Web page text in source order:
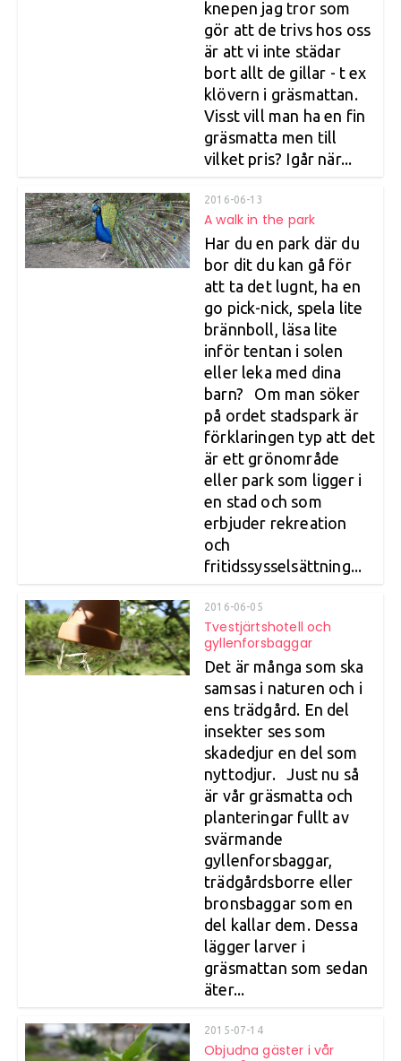
knepen jag tror som
gör att de trivs hos oss
är att vi inte städar
bort allt de gillar - t ex
klövern i gräsmattan.
Visst vill man ha en fin
gräsmatta men till
vilket pris? Igår när...
2016-06-13
A walk in the park
Har du en park där du
bor dit du kan gå för
att ta det lugnt, ha en
go pick-nick, spela lite
brännboll, läsa lite
inför tentan i solen
eller leka med dina
barn? Om man söker
på ordet stadspark är
förklaringen typ att det
är ett grönområde
eller park som ligger i
en stad och som
erbjuder rekreation
och
fritidssysselsättning...
2016-06-05
Tvestjärtshotell och
gyllenforsbaggar
Det är många som ska
samsas i naturen och i
ens trädgård. En del
insekter ses som
skadedjur en del som
nyttodjur. Just nu så
är vår gräsmatta och
planteringar fullt av
svärmande
gyllenforsbaggar,
trädgårdsborre eller
bronsbaggar som en
del kallar dem. Dessa
lägger larver i
gräsmattan som sedan
äter...
2015-07-14
Objudna gäster i vår